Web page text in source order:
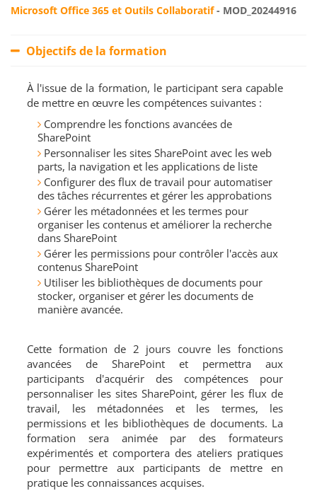
Microsoft Office 365 et Outils Collaboratif- MOD_20244916
Objectifs de la formation
À l'issue de la formation, le participant sera capable
de mettre en œuvre les compétences suivantes :
Comprendre les fonctions avancées de
SharePoint
Personnaliser les sites SharePoint avec les web
parts, la navigation et les applications de liste
Configurer des flux de travail pour automatiser
des tâches récurrentes et gérer les approbations
Gérer les métadonnées et les termes pour
organiser les contenus et améliorer la recherche
dans SharePoint
Gérer les permissions pour contrôler l'accès aux
contenus SharePoint
Utiliser les bibliothèques de documents pour
stocker, organiser et gérer les documents de
manière avancée.
Cette formation de 2 jours couvre les fonctions
avancées de SharePoint et permettra aux
participants d'acquérir des compétences pour
personnaliser les sites SharePoint, gérer les flux de
travail, les métadonnées et les termes, les
permissions et les bibliothèques de documents. La
formation sera animée par des formateurs
expérimentés et comportera des ateliers pratiques
pour permettre aux participants de mettre en
pratique les connaissances acquises.